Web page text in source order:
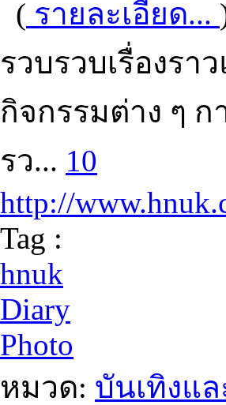
( รายละเอียด...
รวบรวบเรื่องร
กิจกรรมต่าง ๆ
รว... 10
http://
Tag :
hnuk
Diary
Photo
หมวด: บันเทิงแ